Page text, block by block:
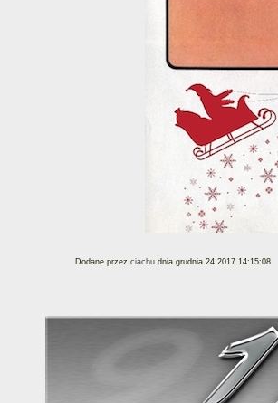
Dodane przez ciachu dnia grudnia 24 2017 14:15:08